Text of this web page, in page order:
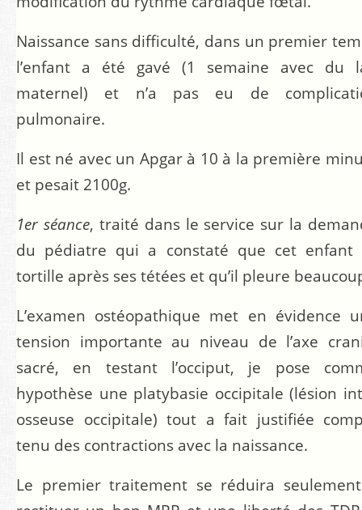
Naissance sans difficulté, dans un premier
l’enfant a été gavé (1 semaine avec du
maternel) et n’a pas eu de
pulmonaire.
Il est né avec un Apgar à 10 à la première
et pesait 2100g.
1er séance, traité dans le service sur la
du pédiatre qui a constaté que cet enfant
tortille après ses tétées et qu’il pleure
L’examen ostéopathique met en évidence
tension importante au niveau de l’axe
sacré, en testant l’occiput, je pose
hypothèse une platybasie occipitale (lésion
osseuse occipitale) tout a fait justifiée
tenu des contractions avec la naissance.
Le premier traitement se réduira